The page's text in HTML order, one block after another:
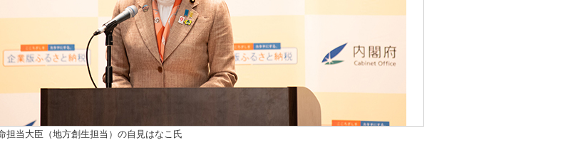
担当大臣（地方創生担当）の自見はなこ氏